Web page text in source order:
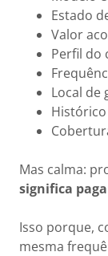
Estado
Valor
Perfil do
Local de
Mas calma:
significa
Isso porque,
mesma